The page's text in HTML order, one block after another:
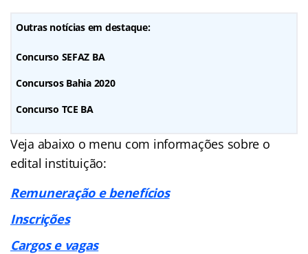
Outras notícias em destaque:
Concurso SEFAZ BA
Concursos Bahia 2020
Concurso TCE BA
Veja abaixo o menu com informações sobre o
edital instituição:
Remuneração e benefícios
Inscrições
Cargos e vagas